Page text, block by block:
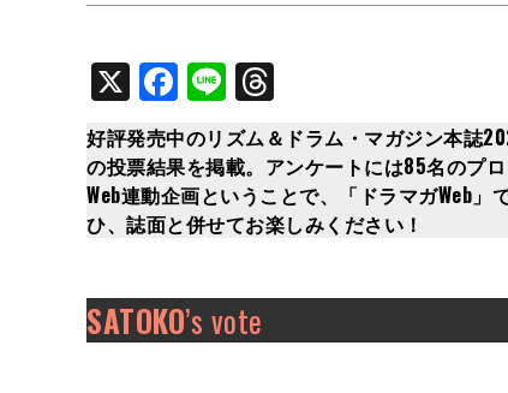
X Facebook
Line
好評発売中のリズム＆ドラム・マガジン本誌
の投票結果を掲載。アンケートには85名のプ
Web連動企画ということで、
「ドラマガWeb」
ひ、誌面と併せてお楽しみください！
SATOKO’s vote